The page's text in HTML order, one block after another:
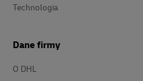
Technologia
Dane firmy
O DHL